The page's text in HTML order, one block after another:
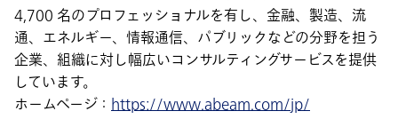
4,700 名のプロフェッショナルを有し、金融、製造、流
通、エネルギー、情報通信、パブリックなどの分野を担う
企業、組織に対し幅広いコンサルティングサービスを提供
しています。
ホームページ： https://www.abeam.com/jp/